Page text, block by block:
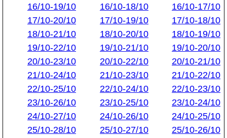
16/10-17/10
16/10-18/10
16/10-19/10
17/10-18/10
17/10-19/10
17/10-20/10
18/10-19/10
18/10-20/10
18/10-21/10
19/10-20/10
19/10-21/10
19/10-22/10
20/10-21/10
20/10-22/10
20/10-23/10
21/10-22/10
21/10-23/10
21/10-24/10
22/10-23/10
22/10-24/10
22/10-25/10
23/10-24/10
23/10-25/10
23/10-26/10
24/10-25/10
24/10-26/10
24/10-27/10
25/10-26/10
25/10-27/10
25/10-28/10